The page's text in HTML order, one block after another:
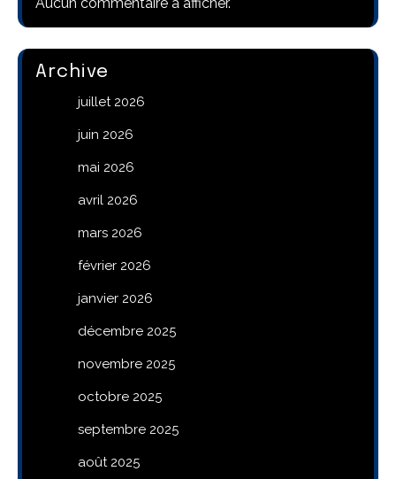
Archive
juillet 2026
juin 2026
mai 2026
avril 2026
mars 2026
février 2026
janvier 2026
décembre 2025
novembre 2025
octobre 2025
septembre 2025
août 2025